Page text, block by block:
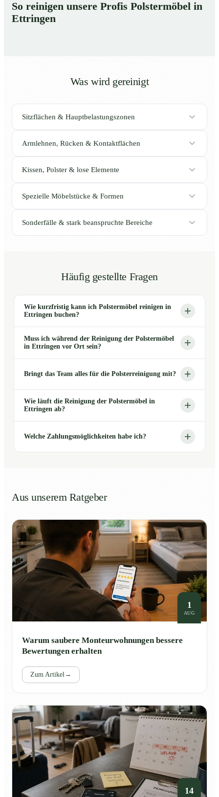
So reinigen unsere Profis Polstermöbel in
Ettringen
Was wird gereinigt
Sitzflächen & Hauptbelastungszonen
Armlehnen, Rücken & Kontaktflächen
Kissen, Polster & lose Elemente
Spezielle Möbelstücke & Formen
Sonderfälle & stark beanspruchte Bereiche
Häufig gestellte Fragen
Wie kurzfristig kann ich Polstermöbel reinigen in
Ettringen buchen?
Muss ich während der Reinigung der Polstermöbel
in Ettringen vor Ort sein?
Bringt das Team alles für die Polsterreinigung mit?
Wie läuft die Reinigung der Polstermöbel in
Ettringen ab?
Welche Zahlungsmöglichkeiten habe ich?
Aus unserem Ratgeber
1
AUG
Warum saubere Monteurwohnungen bessere
Bewertungen erhalten
Zum Artikel→
14